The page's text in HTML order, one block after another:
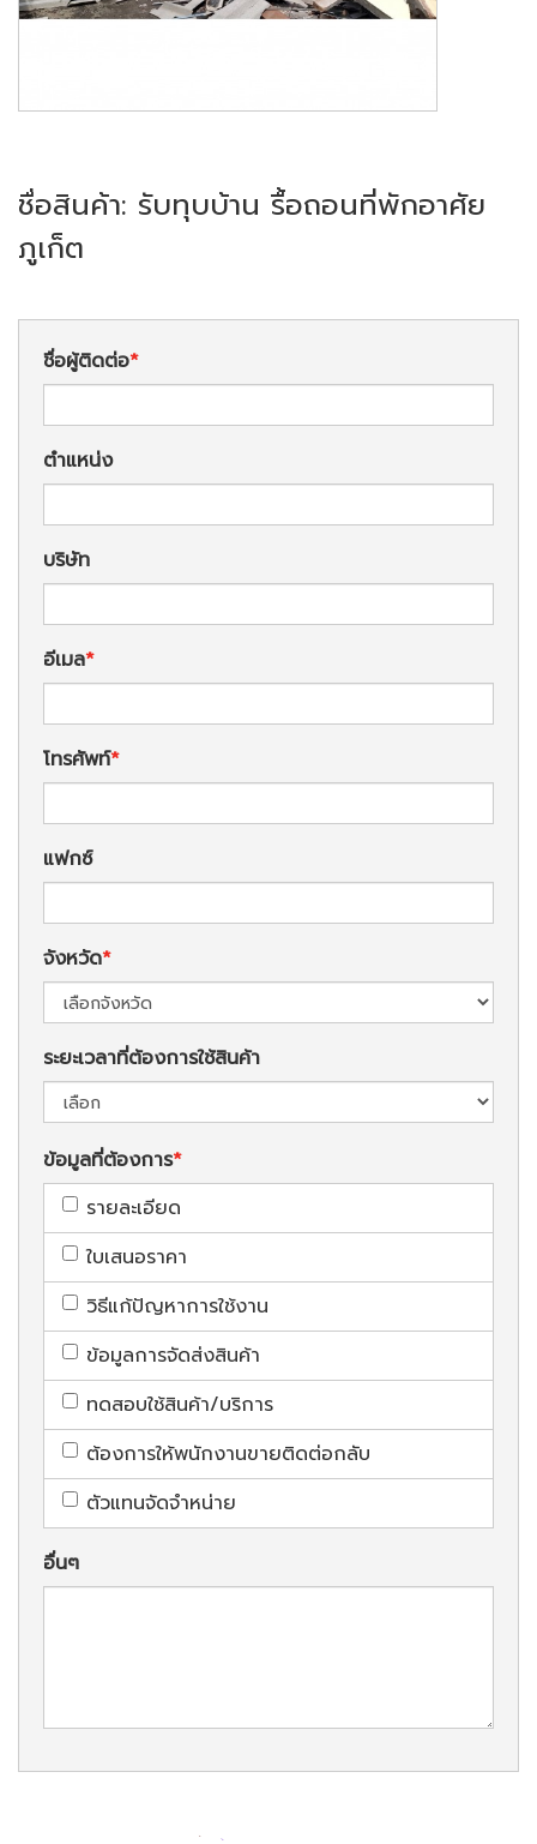
ชื่อสินค้า: รับทุบบ้าน รื้อถอนที่พักอาศัย
ภูเก็ต
ชื่อผู้ติดต่อ
ตำแหน่ง
บริษัท
อีเมล
โทรศัพท์
แฟกซ์
จังหวัด
ระยะเวลาที่ต้องการใช้สินค้า
ข้อมูลที่ต้องการ
รายละเอียด
ใบเสนอราคา
วิธีแก้ปัญหาการใช้งาน
ข้อมูลการจัดส่งสินค้า
ทดสอบใช้สินค้า/บริการ
ต้องการให้พนักงานขายติดต่อกลับ
ตัวแทนจัดจำหน่าย
อื่นๆ